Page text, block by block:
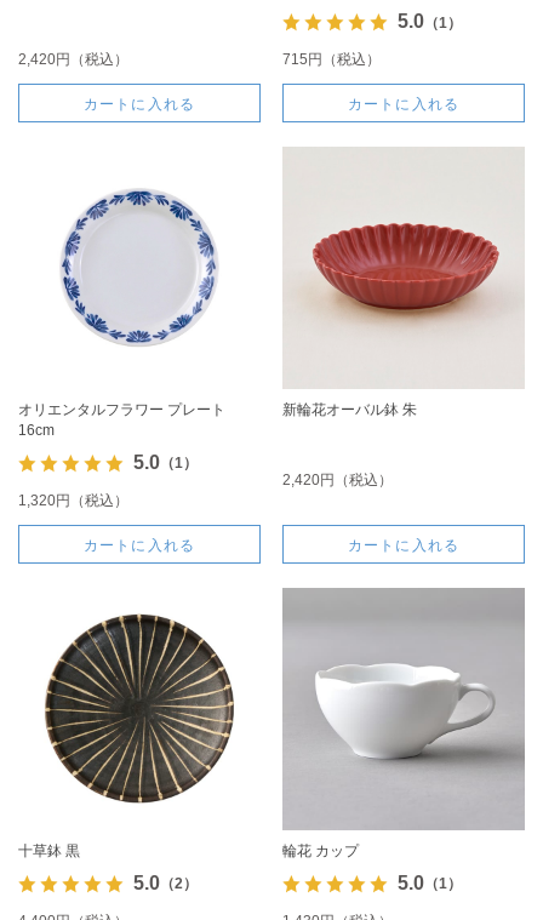
2,420円（税込）
カートに入れる
5.0（1）
715円（税込）
カートに入れる
オリエンタルフラワー プレート
16cm
5.0（1）
1,320円（税込）
カートに入れる
新輪花オーバル鉢 朱
2,420円（税込）
カートに入れる
十草鉢 黒
5.0（2）
輪花 カップ
5.0（1）